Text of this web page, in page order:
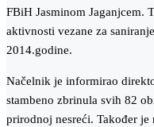
FBiH Jasminom Jaganjcem.
aktivnosti vezane za
2014.godine.
Načelnik je informirao
stambeno zbrinula svih 82
prirodnoj nesreći. Također